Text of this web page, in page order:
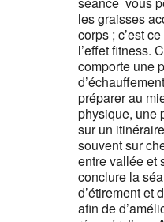
les graisses
corps ; c’est
l’effet fitness.
comporte une
préparer au
physique, une
sur un
souvent sur
entre vallée et
conclure la
d’étirement et
afin de